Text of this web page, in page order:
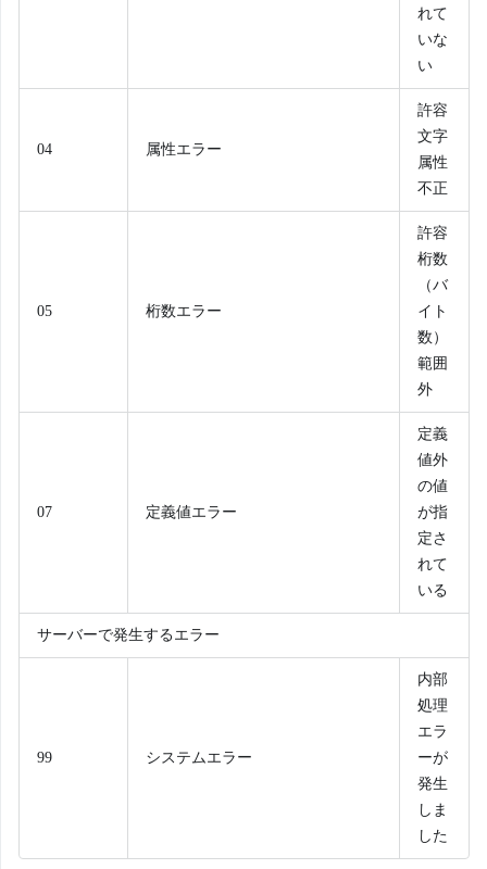
れて
いな
い
04 属性エラー
許容
文字
属性
不正
05 桁数エラー
許容
桁数
（バ
イト
数）
範囲
外
07 定義値エラー
定義
値外
の値
が指
定さ
れて
いる
サーバーで発生するエラー
99 システムエラー
内部
処理
エラ
ーが
発生
しま
した